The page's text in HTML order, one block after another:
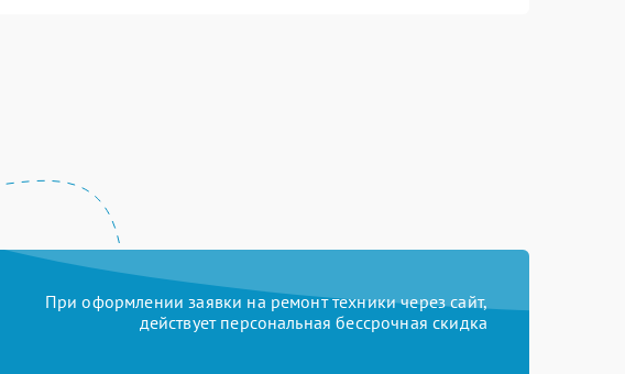
При оформлении заявки на ремонт техники через сайт,
действует персональная бессрочная скидка